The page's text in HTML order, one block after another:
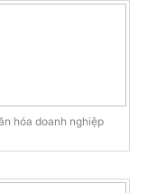
hóa doanh nghiệp